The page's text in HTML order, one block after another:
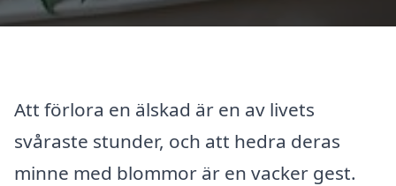
Att förlora en älskad är en av livets
svåraste stunder, och att hedra deras
minne med blommor är en vacker gest.